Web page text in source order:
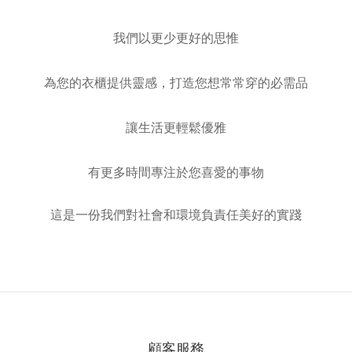
我們以更少更好的思惟
為您的衣櫃提供靈感，打造您想常常穿的必需品
讓生活更輕鬆優雅
有更多時間專注於您喜愛的事物
這是一份我們對社會和環境負責任美好的實踐